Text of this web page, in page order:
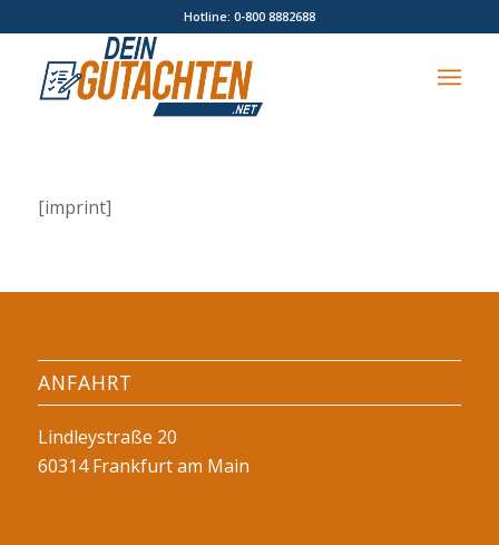
Hotline: 0-800 8882688
[imprint]
ANFAHRT
Lindleystraße 20
60314 Frankfurt am Main